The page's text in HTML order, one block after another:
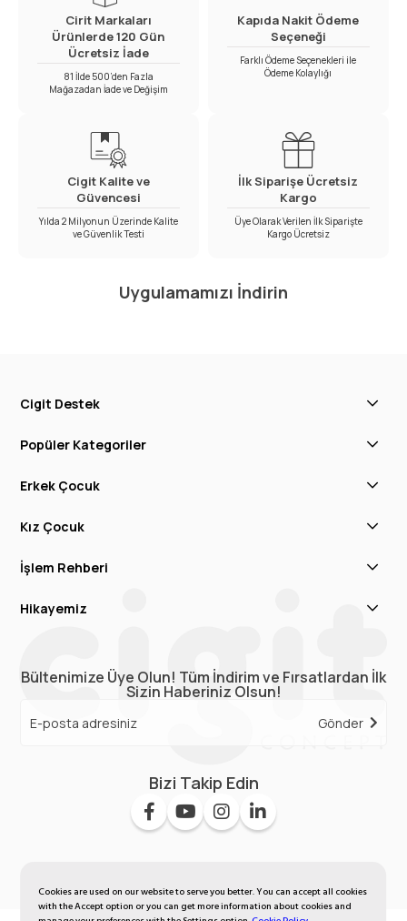
Cookies are used on our website to serve you better. You can accept all cookies
with the Accept option or you can get more information about cookies and
Cirit Markaları
Ürünlerde 120 Gün
Ücretsiz İade
81 İlde 500’den Fazla
Mağazadan İade ve Değişim
Kapıda Nakit Ödeme
Seçeneği
Farklı Ödeme Seçenekleri ile
Ödeme Kolaylığı
Cigit Kalite ve
Güvencesi
Yılda 2 Milyonun Üzerinde Kalite
ve Güvenlik Testi
İlk Siparişe Ücretsiz
Kargo
Üye Olarak Verilen İlk Siparişte
Kargo Ücretsiz
Uygulamamızı İndirin
Cigit Destek
Popüler Kategoriler
Erkek Çocuk
Kız Çocuk
İşlem Rehberi
Hikayemiz
Bültenimize Üye Olun! Tüm İndirim ve Fırsatlardan İlk
Sizin Haberiniz Olsun!
Gönder
Bizi Takip Edin